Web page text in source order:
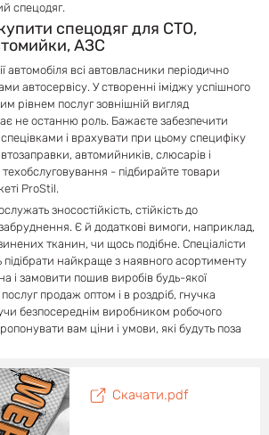
спецодяг.
спецодяг для СТО,
АЗС
автомобіля всі автовласники періодично
автосервісу. У створенні іміджу успішного
рівнем послуг зовнішній вигляд
не останню роль. Бажаєте забезпечити
і врахувати при цьому специфіку
автомийників, слюсарів і
техобслуговування - підбирайте товари
ProStil.
зносостійкість, стійкість до
Є й додаткові вимоги, наприклад,
тканин, чи щось подібне. Спеціалісти
найкраще з наявного асортименту
і замовити пошив виробів будь-якої
продаж оптом і в роздріб, гнучка
безпосереднім виробником робочого
вам ціни і умови, які будуть поза
Скачати.pdf